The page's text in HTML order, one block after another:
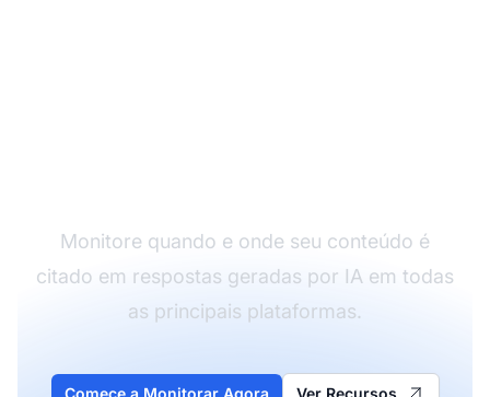
Monitore quando e onde seu conteúdo é
citado em respostas geradas por IA em todas
as principais plataformas.
Comece a Monitorar Agora Ver Recursos